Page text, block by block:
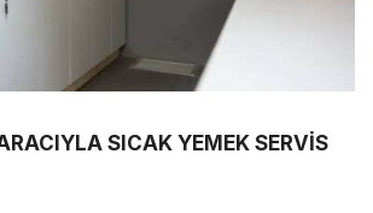
SICAK YEMEK SERVİS